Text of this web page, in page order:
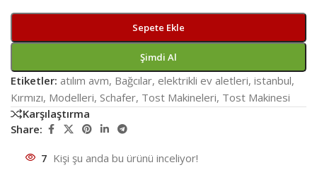
Sepete Ekle
Şimdi Al
Etiketler: atılım avm, Bağcılar, elektrikli ev aletleri, istanbul,
Kırmızı, Modelleri, Schafer, Tost Makineleri, Tost Makinesi
Karşılaştırma
Share:
7 Kişi şu anda bu ürünü inceliyor!